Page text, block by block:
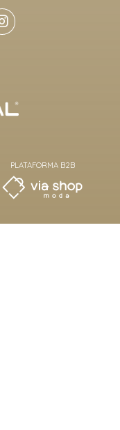
PLATAFORMA B2B